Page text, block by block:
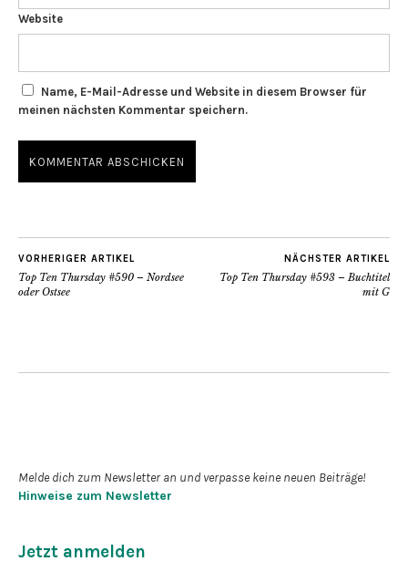
Website
Name, E-Mail-Adresse und Website in diesem Browser für
meinen nächsten Kommentar speichern.
VORHERIGER ARTIKEL
Top Ten Thursday #590 – Nordsee
oder Ostsee
NÄCHSTER ARTIKEL
Top Ten Thursday #593 – Buchtitel
mit G
Melde dich zum Newsletter an und verpasse keine neuen Beiträge!
Hinweise zum Newsletter
Jetzt anmelden